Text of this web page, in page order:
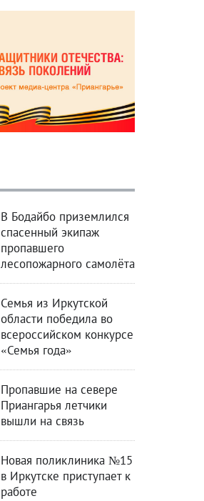
В Бодайбо приземлился
спасенный экипаж
пропавшего
лесопожарного самолёта
Семья из Иркутской
области победила во
всероссийском конкурсе
«Семья года»
Пропавшие на севере
Приангарья летчики
вышли на связь
Новая поликлиника №15
в Иркутске приступает к
работе